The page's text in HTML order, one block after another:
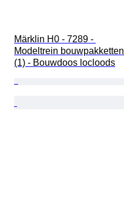
Märklin H0 - 7289 -
Modeltrein bouwpakketten
(1) - Bouwdoos locloods